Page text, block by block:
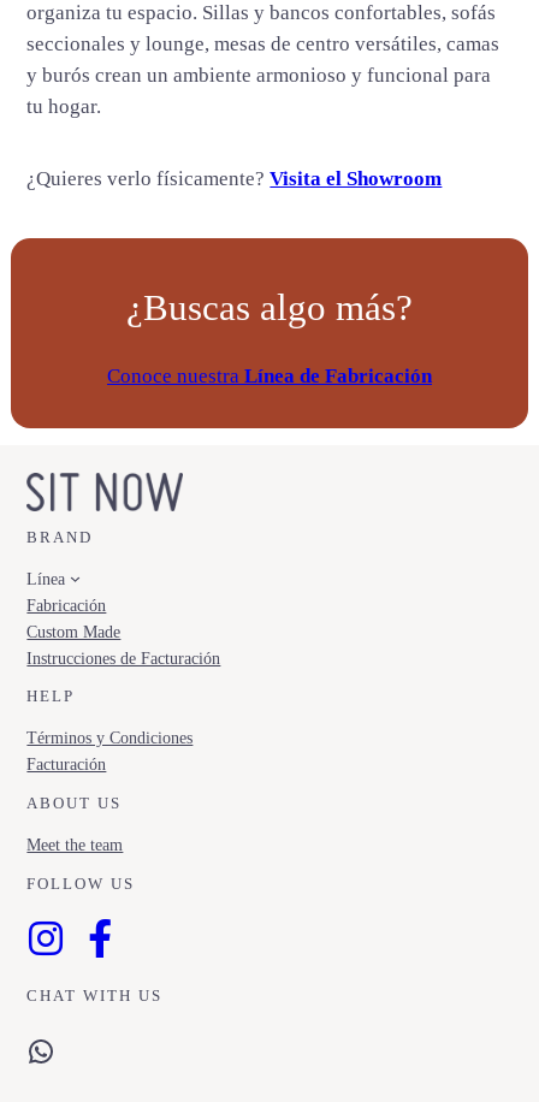
organiza tu espacio. Sillas y bancos confortables, sofás
seccionales y lounge, mesas de centro versátiles, camas
y burós crean un ambiente armonioso y funcional para
tu hogar.
¿Quieres verlo físicamente?Visita el Showroom
¿Buscas algo más?
Conoce nuestra Línea de Fabricación
BRAND
Línea
Fabricación
Custom Made
Instrucciones de Facturación
HELP
Términos y Condiciones
Facturación
ABOUT US
Meet the team
FOLLOW US
CHAT WITH US
WhatsApp